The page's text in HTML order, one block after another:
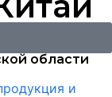
области
и